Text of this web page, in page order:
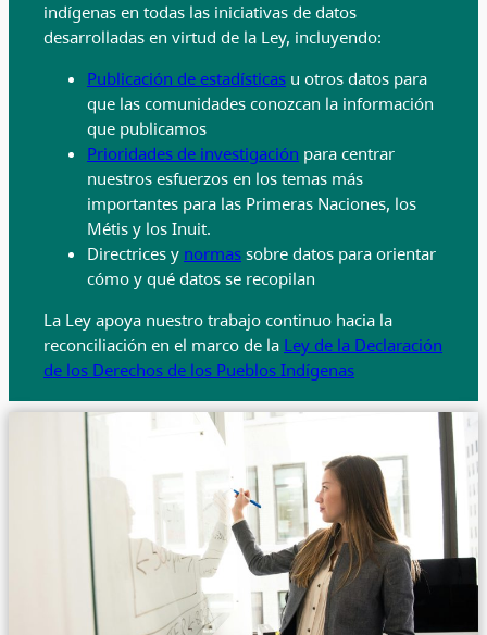
indígenas en todas las iniciativas de datos
desarrolladas en virtud de la Ley, incluyendo:
Publicación de estadísticas u otros datos para
que las comunidades conozcan la información
que publicamos
Prioridades de investigación para centrar
nuestros esfuerzos en los temas más
importantes para las Primeras Naciones, los
Métis y los Inuit.
Directrices y normas sobre datos para orientar
cómo y qué datos se recopilan
La Ley apoya nuestro trabajo continuo hacia la
reconciliación en el marco de la Ley de la Declaración
de los Derechos de los Pueblos Indígenas